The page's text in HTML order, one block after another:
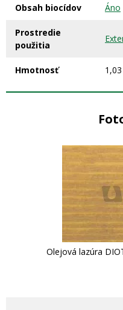
Obsah biocídov Áno
Prostredie
použitia
Hmotnosť
Olejová lazúra